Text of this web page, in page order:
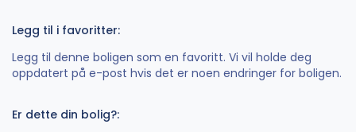
Legg til i favoritter:
Legg til denne boligen som en favoritt. Vi vil holde deg
oppdatert på e-post hvis det er noen endringer for boligen.
Er dette din bolig?: